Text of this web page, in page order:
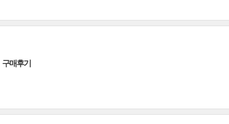
구매후기